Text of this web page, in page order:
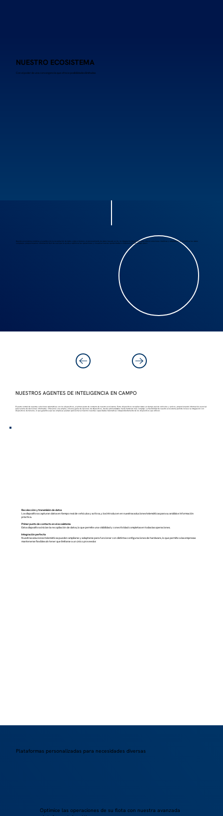
NUESTRO ECOSISTEMA
Con el poder de una convergencia que ofrece posibilidades ilimitadas
Nuestro ecosistema combina a la perfección la recopilación de datos sobre el terreno, el procesamiento de datos basado en IA y la integración transversal para ofrecer soluciones intuitivas y adaptables. Al simplificar los datos
complejos, proporcionamos información fácil de usar que le ayuda a optimizar las operaciones y visualizar nuevas oportunidades e impulsar el éxito a largo plazo.
NUESTROS AGENTES DE INTELIGENCIA EN CAMPO
El punto central de nuestras soluciones telemáticas son los dispositivos, el primer punto de contacto de nuestro ecosistema. Estos dispositivos recopilan datos en tiempo real de vehículos y activos, proporcionando información esencial
para la toma de decisiones informadas. Ofrecemos una amplia y diversa gama de opciones de dispositivos, desde autoinstalables hasta hardware más complejo. La flexibilidad de nuestro ecosistema permite incluso la integración con
dispositivos de terceros, lo que garantiza que las empresas puedan aprovechar al máximo nuestras capacidades telemáticas independientemente de los dispositivos que utilicen.
Recolección y transmisión de datos
Los dispositivos capturan datos en tiempo real de vehículos y activos, y los introducen en nuestras soluciones telemáticas para su análisis e información
práctica.
Primer punto de contacto en el ecosistema
Estos dispositivos inician la recopilación de datos, lo que permite una visibilidad y conectividad completas en todas las operaciones.
Integración perfecta
Nuestras soluciones telemáticas pueden ampliarse y adaptarse para funcionar con distintas configuraciones de hardware, lo que permite a las empresas
mantenerse flexibles sin tener que limitarse a un único proveedor.
Plataformas personalizadas para necesidades diversas
Optimice las operaciones de su flota con nuestra avanzada